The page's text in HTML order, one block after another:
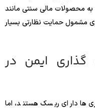
به محصولات مالی سنتی مانند
مشمول حمایت نظارتی بسیار
گذاری ایمن در
دارای ریسک هستند، اما